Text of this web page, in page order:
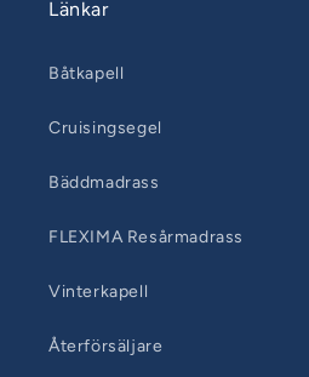
Länkar
Båtkapell
Cruisingsegel
Bäddmadrass
FLEXIMA Resårmadrass
Vinterkapell
Återförsäljare